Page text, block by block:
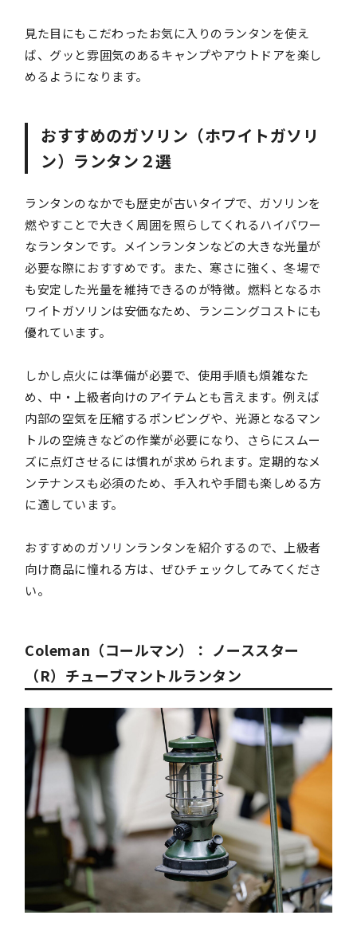
見た目にもこだわったお気に入りのランタンを使え
ば、グッと雰囲気のあるキャンプやアウトドアを楽し
めるようになります。
おすすめのガソリン（ホワイトガソリ
ン）ランタン２選
ランタンのなかでも歴史が古いタイプで、ガソリンを
燃やすことで大きく周囲を照らしてくれるハイパワー
なランタンです。メインランタンなどの大きな光量が
必要な際におすすめです。また、寒さに強く、冬場で
も安定した光量を維持できるのが特徴。燃料となるホ
ワイトガソリンは安価なため、ランニングコストにも
優れています。
しかし点火には準備が必要で、使用手順も煩雑なた
め、中・上級者向けのアイテムとも言えます。例えば
内部の空気を圧縮するポンピングや、光源となるマン
トルの空焼きなどの作業が必要になり、さらにスムー
ズに点灯させるには慣れが求められます。定期的なメ
ンテナンスも必須のため、手入れや手間も楽しめる方
に適しています。
おすすめのガソリンランタンを紹介するので、上級者
向け商品に憧れる方は、ぜひチェックしてみてくださ
い。
Coleman（コールマン）： ノーススター
（R）チューブマントルランタン